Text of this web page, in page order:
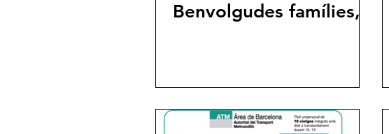
Benvolgudes famílies,